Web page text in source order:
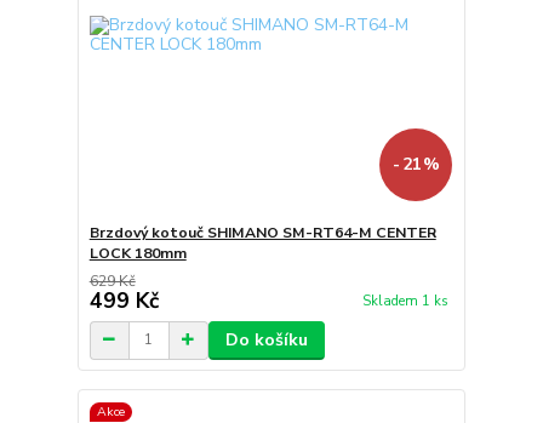
- 21 %
Brzdový kotouč SHIMANO SM-RT64-M CENTER
LOCK 180mm
629 Kč
499 Kč Skladem 1 ks
Do košíku
Akce